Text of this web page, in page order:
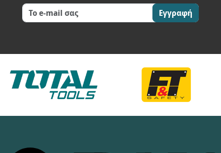
Εγγραφή